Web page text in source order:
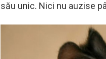
său unic. Nici nu auzise